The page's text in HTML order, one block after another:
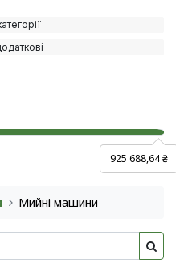
925 688,64 ₴
Мийні машини